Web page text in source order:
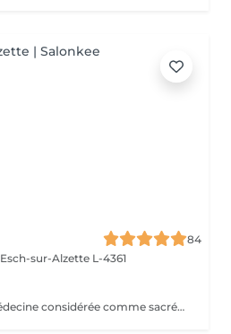
84
Esch-sur-Alzette L-4361
Issu de l'Ayurveda, une médecine considérée comme sacrée en Inde, le massage Abhyanga, pratiqué à l'huile de sésame Bio, agit sur l'énergie vitale. Il permet de réharmoniser et revitaliser le corps tout en apaisant l'esprit. Un excellent moyen pour retrouveréquilibre et sérénité.